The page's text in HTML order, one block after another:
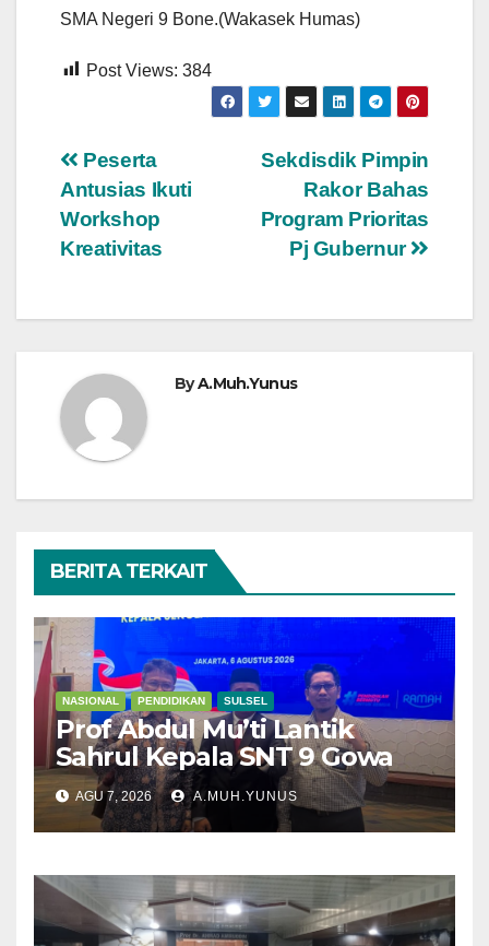
SMA Negeri 9 Bone.(Wakasek Humas)
Post Views: 384
Navigasi
pos
Sekdisdik Pimpin
Rakor Bahas
Program Prioritas
Pj Gubernur
Peserta
Antusias Ikuti
Workshop
Kreativitas
ByA.Muh.Yunus
BERITA TERKAIT
NASIONAL PENDIDIKAN SULSEL
Prof Abdul Mu’ti Lantik
Sahrul Kepala SNT 9 Gowa
AGU 7, 2026 A.MUH.YUNUS